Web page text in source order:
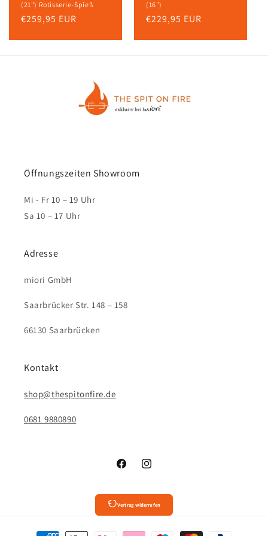
(21") Rotisserie-Spieß
Normaler
€259,95 EUR
(16")
Normaler
€229,95 EUR
Öffnungszeiten Showroom
Mi - Fr 10 – 19 Uhr
Sa 10 – 17 Uhr
Adresse
miori GmbH
Saarbrücker Str. 148 – 158
66130 Saarbrücken
Kontakt
shop@thespitonfire.de
0681 9880890
FacebookInstagram
Vertrag widerrufen
Zahlungsmethoden